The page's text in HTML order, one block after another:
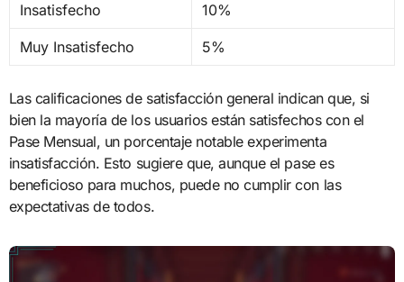
Insatisfecho 10%
Muy Insatisfecho 5%
Las calificaciones de satisfacción general indican que, si
bien la mayoría de los usuarios están satisfechos con el
Pase Mensual, un porcentaje notable experimenta
insatisfacción. Esto sugiere que, aunque el pase es
beneficioso para muchos, puede no cumplir con las
expectativas de todos.